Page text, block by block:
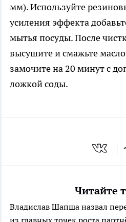
мм). Используйте
усиления эффекта
мытья посуды. После
высушите и смажьте
замочите на 20 минут с
ложкой соды.
Читайте
Владислав Шапша назвал